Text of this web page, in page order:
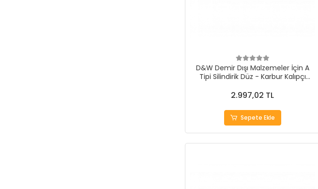
D&W Demir Dışı Malzemeler İçin A
Tipi Silindirik Düz - Karbur Kalıpçı
2.997,02 TL
Sepete Ekle